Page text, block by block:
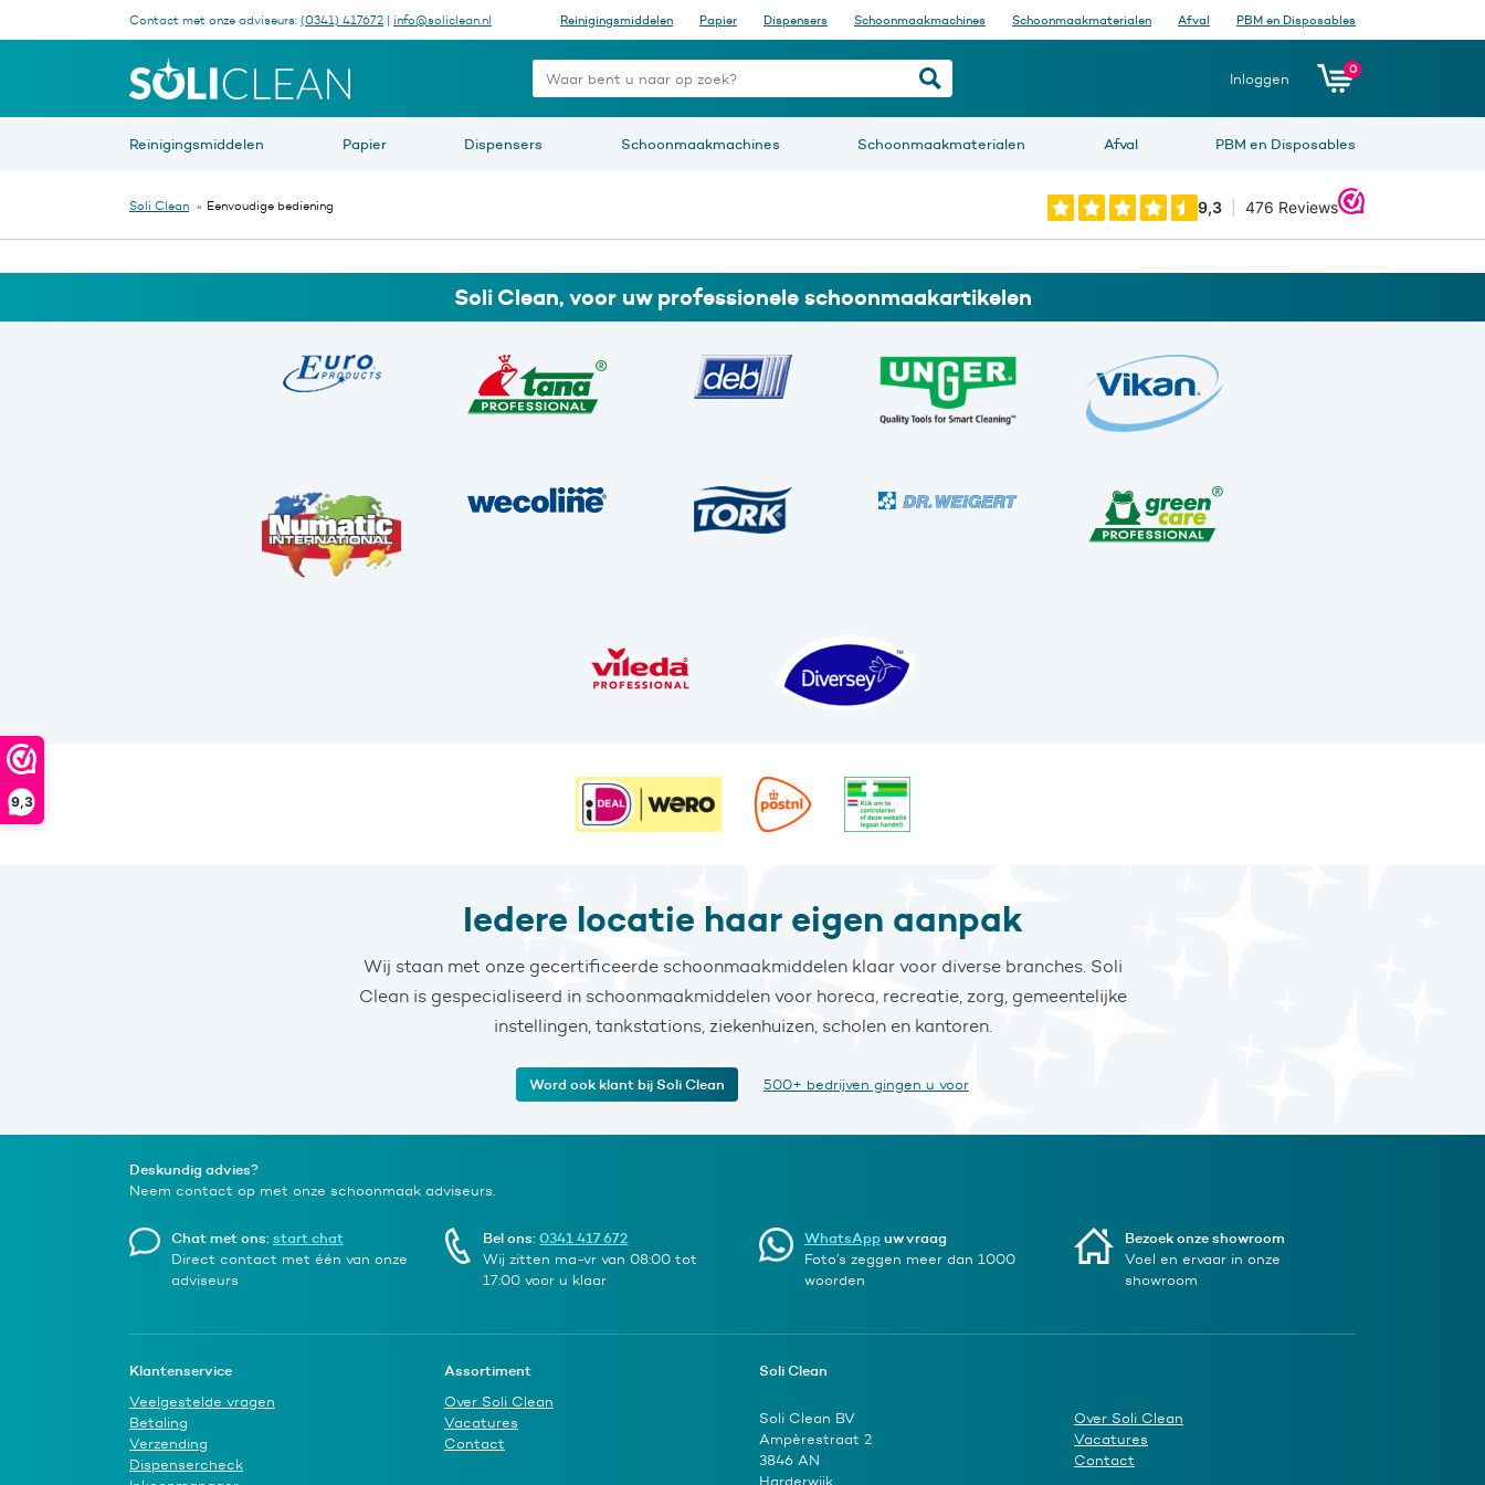
9,3
Contact met onze adviseurs: (0341) 417672 | info@soliclean.nl Reinigingsmiddelen Papier Dispensers Schoonmaakmachines Schoonmaakmaterialen Afval PBM en Disposables
Waar bent u naar op zoek? Inloggen
0
Reinigingsmiddelen Papier Dispensers Schoonmaakmachines Schoonmaakmaterialen Afval PBM en Disposables
Soli Clean » Eenvoudige bediening
Soli Clean, voor uw professionele schoonmaakartikelen
Iedere locatie haar eigen aanpak
Wij staan met onze gecertificeerde schoonmaakmiddelen klaar voor diverse branches. Soli
Clean is gespecialiseerd in schoonmaakmiddelen voor horeca, recreatie, zorg, gemeentelijke
instellingen, tankstations, ziekenhuizen, scholen en kantoren.
Word ook klant bij Soli Clean 500+ bedrijven gingen u voor
Deskundig advies?
Neem contact op met onze schoonmaak adviseurs.
Chat met ons:start chat
Direct contact met één van onze
adviseurs
Bel ons:0341 417 672
Wij zitten ma-vr van 08:00 tot
17:00 voor u klaar
WhatsAppuw vraag
Foto’s zeggen meer dan 1000
woorden
Bezoek onze showroom
Voel en ervaar in onze
showroom
Klantenservice
Veelgestelde vragen
Betaling
Verzending
Dispensercheck
Assortiment
Over Soli Clean
Vacatures
Contact
Soli Clean
Soli Clean BV
Ampèrestraat 2
3846 AN
Harderwijk
Over Soli Clean
Vacatures
Contact